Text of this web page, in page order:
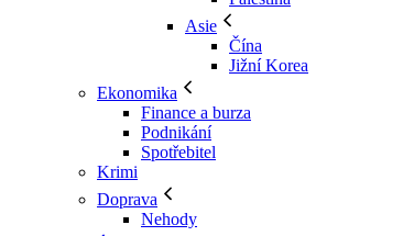
Asie
Čína
Jižní Korea
Ekonomika
Finance a burza
Podnikání
Spotřebitel
Krimi
Doprava
Nehody